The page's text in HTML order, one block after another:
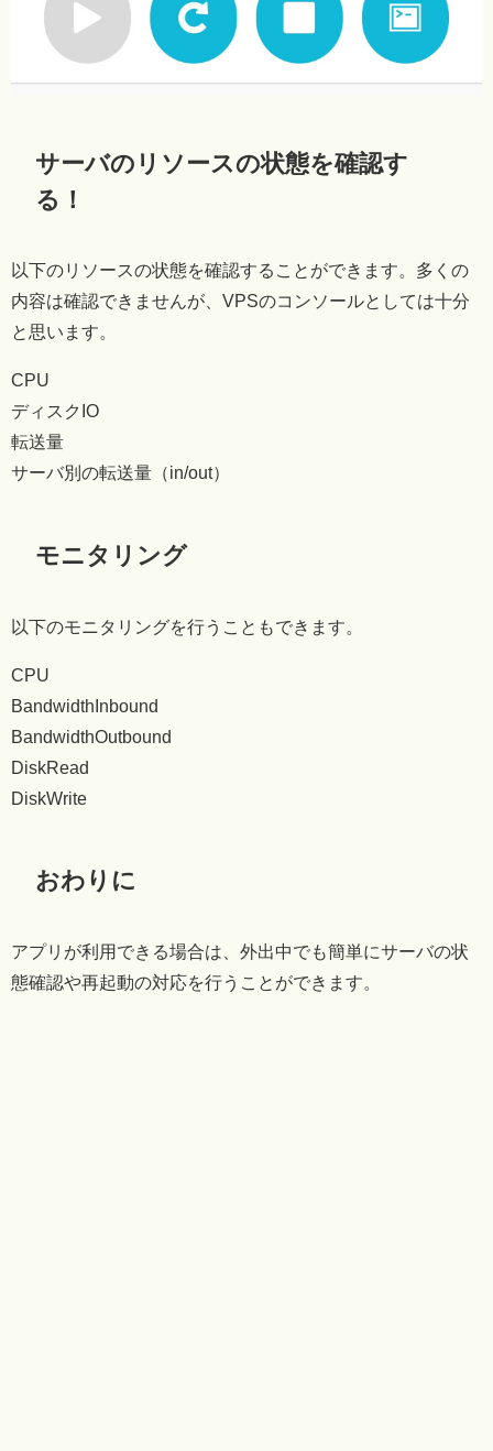
サーバのリソースの状態を確認す
る！
以下のリソースの状態を確認することができます。多くの
内容は確認できませんが、VPSのコンソールとしては十分
と思います。
CPU
ディスクIO
転送量
サーバ別の転送量（in/out）
モニタリング
以下のモニタリングを行うこともできます。
CPU
BandwidthInbound
BandwidthOutbound
DiskRead
DiskWrite
おわりに
アプリが利用できる場合は、外出中でも簡単にサーバの状
態確認や再起動の対応を行うことができます。